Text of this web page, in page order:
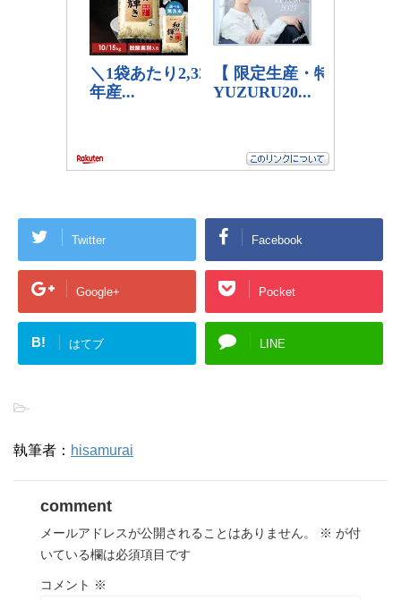
Twitter Facebook
Google+ Pocket
B! はてブ LINE
-
執筆者： hisamurai
comment
メールアドレスが公開されることはありません。 ※ が付
いている欄は必須項目です
コメント ※